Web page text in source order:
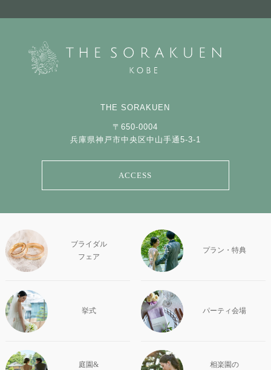
THE SORAKUEN
〒650-0004
兵庫県神戸市中央区中山手通5-3-1
ACCESS
ブライダル
フェア
プラン・特典
挙式 パーティ会場
庭園&
相楽園の